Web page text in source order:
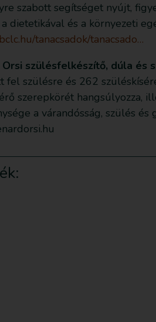
szabott segítséget nyújt,
dietetikával és a környezeti
tanacsadok/tanacsado…
szülésfelkészítő, dúla és
fel szülésre és 262
szerepkörét hangsúlyozza,
a várandósság, szülés